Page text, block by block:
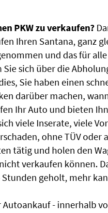
PKW zu verkaufen?
Ihren Santana, ganz
und das für
Sie sich über die
Sie haben einen
darüber machen,
Ihr Auto und bieten
viele Inserate, viele
ohne TÜV oder
tätig und holen den
verkaufen können.
Stunden geholt, mehr
- innerhalb